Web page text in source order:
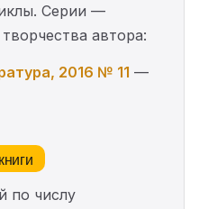
Серии —
автора:
2016 № 11 —
по числу